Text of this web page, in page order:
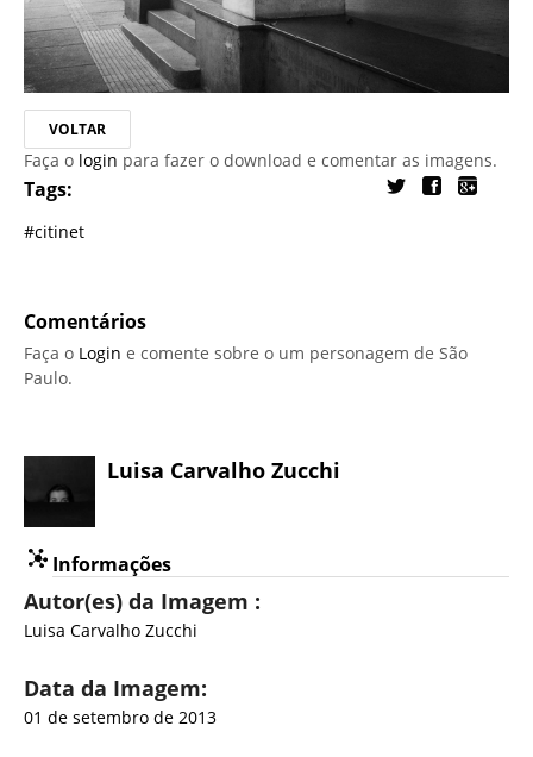
VOLTAR
Faça o login para fazer o download e comentar as imagens.
Tags:
#citinet
Comentários
Faça o Login e comente sobre o um personagem de São
Paulo.
Luisa Carvalho Zucchi
Informações
Autor(es) da Imagem :
Luisa Carvalho Zucchi
Data da Imagem:
01 de setembro de 2013